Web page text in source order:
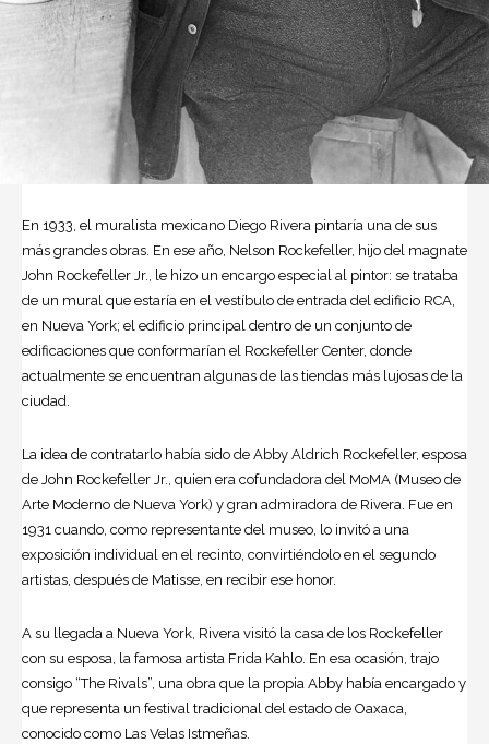
En 1933, el muralista mexicano Diego Rivera pintaría una de sus
más grandes obras. En ese año, Nelson Rockefeller, hijo del magnate
John Rockefeller Jr., le hizo un encargo especial al pintor: se trataba
de un mural que estaría en el vestíbulo de entrada del edificio RCA,
en Nueva York; el edificio principal dentro de un conjunto de
edificaciones que conformarían el Rockefeller Center, donde
actualmente se encuentran algunas de las tiendas más lujosas de la
ciudad.
La idea de contratarlo había sido de Abby Aldrich Rockefeller, esposa
de John Rockefeller Jr., quien era cofundadora del MoMA (Museo de
Arte Moderno de Nueva York) y gran admiradora de Rivera. Fue en
1931 cuando, como representante del museo, lo invitó a una
exposición individual en el recinto, convirtiéndolo en el segundo
artistas, después de Matisse, en recibir ese honor.
A su llegada a Nueva York, Rivera visitó la casa de los Rockefeller
con su esposa, la famosa artista Frida Kahlo. En esa ocasión, trajo
consigo “The Rivals”, una obra que la propia Abby había encargado y
que representa un festival tradicional del estado de Oaxaca,
conocido como Las Velas Istmeñas.